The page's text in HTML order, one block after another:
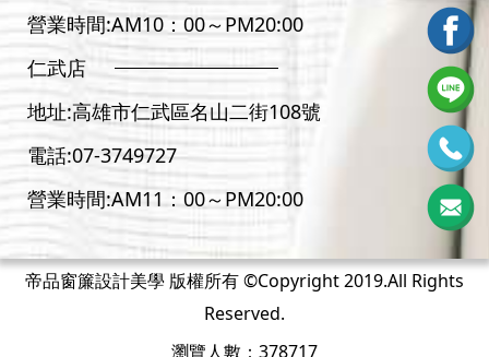
營業時間:AM10：00～PM20:00
仁武店
地址:高雄市仁武區名山二街108號
電話:07-3749727
營業時間:AM11：00～PM20:00
帝品窗簾設計美學 版權所有 ©Copyright 2019.All Rights
Reserved.
瀏覽人數：378717